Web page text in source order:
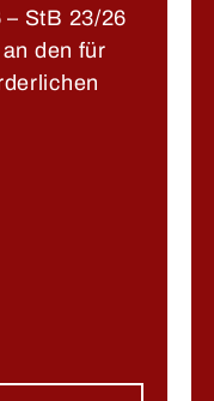
– StB 23/26
den für